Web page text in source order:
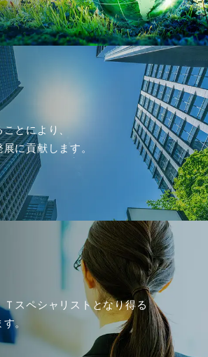
アイデアが集結「生成AIプロンプト
』を掲載しました。
としての自己株式の処分の払込完
せ
（88KB）
ソリューション
ティソリューション」を追加しま
応募受付を開始しました。
イベント
催オンラインセミナー
に備えるSDS作成術」登壇のお知ら
策をご紹介！【Japan IT Week 春
リティ EXPO】出展のご案内
とにより、
に貢献します。
Ｔスペシャリストとなり得る
。